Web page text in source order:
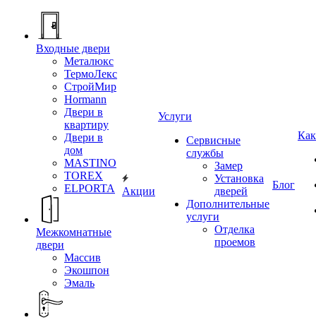
Входные двери
Металюкс
ТермоЛекс
СтройМир
Hormann
Двери в
квартиру
Двери в
дом
MASTINO
TOREX
ELPORTA
Межкомнатные
двери
Массив
Экошпон
Эмаль
Акции
Услуги
Сервисные
службы
Замер
Установка
дверей
Дополнительные
услуги
Отделка
проемов
Блог